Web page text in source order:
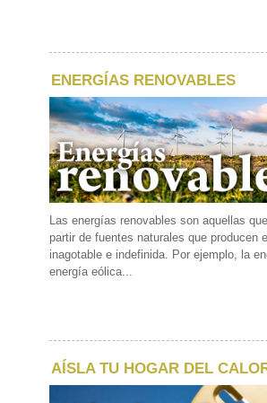
ENERGÍAS RENOVABLES
Las energías renovables son aquellas
partir de fuentes naturales que producen
inagotable e indefinida. Por ejemplo, la
energía eólica...
AÍSLA TU HOGAR DEL